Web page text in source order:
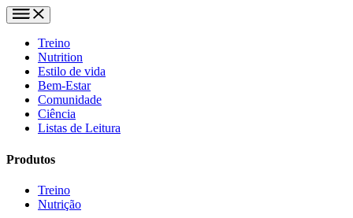
Treino
Nutrition
Estilo de vida
Bem-Estar
Comunidade
Ciência
Listas de Leitura
Produtos
Treino
Nutrição